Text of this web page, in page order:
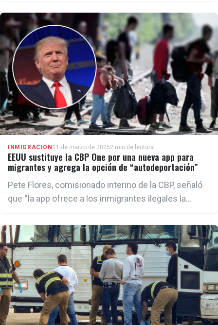
tomó el poder el 20 de enero
INMIGRACIÓN 11 de marzo de 20252 min de lectura
EEUU sustituye la CBP One por una nueva app para
migrantes y agrega la opción de “autodeportación”
Pete Flores, comisionado interino de la CBP, señaló
que “la app ofrece a los inmigrantes ilegales la
consecuencias más severas"